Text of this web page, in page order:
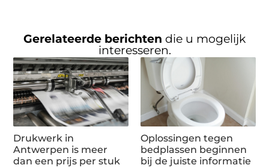
Gerelateerde berichten die u mogelijk
interesseren.
Drukwerk in
Antwerpen is meer
dan een prijs per stuk
Oplossingen tegen
bedplassen beginnen
bij de juiste informatie